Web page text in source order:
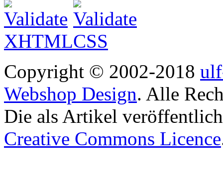
Copyright © 2002-2018
Webshop Design. Alle
Die als Artikel
Creative Commons Licence